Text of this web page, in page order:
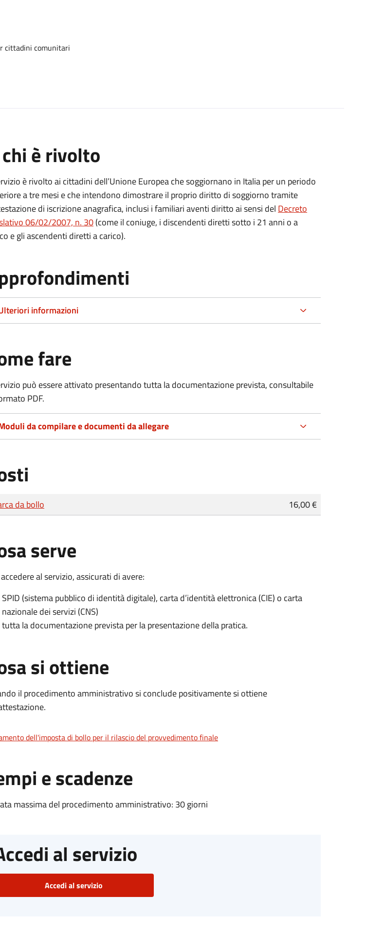
cittadini comunitari
è rivolto
è rivolto ai cittadini dell’Unione Europea che soggiornano in Italia per un periodo
a tre mesi e che intendono dimostrare il proprio diritto di soggiorno tramite
di iscrizione anagrafica, inclusi i familiari aventi diritto ai sensi del Decreto
06/02/2007, n. 30(come il coniuge, i discendenti diretti sotto i 21 anni o a
e gli ascendenti diretti a carico).
informazioni
fare
può essere attivato presentando tutta la documentazione prevista, consultabile
PDF.
da compilare e documenti da allegare
di pagamento
da bollo 16,00 €
serve
al servizio, assicurati di avere:
SPID (sistema pubblico di identità digitale), carta d’identità elettronica (CIE) o carta
nazionale dei servizi (CNS)
tutta la documentazione prevista per la presentazione della pratica.
si ottiene
il procedimento amministrativo si conclude positivamente si ottiene
dell'imposta di bollo per il rilascio del provvedimento finale
e scadenze
massima del procedimento amministrativo: 30 giorni
al servizio
Accedi al servizio